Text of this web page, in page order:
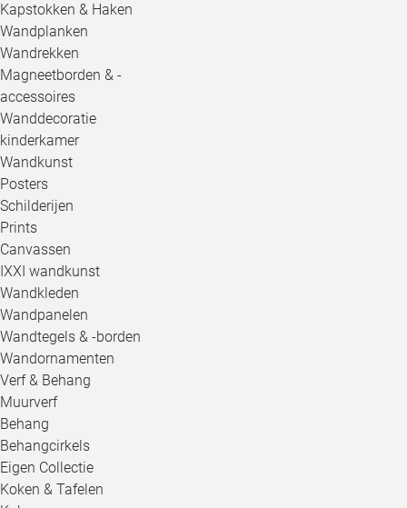
Kapstokken & Haken
Wandplanken
Wandrekken
Magneetborden & -
accessoires
Wanddecoratie
kinderkamer
Wandkunst
Posters
Schilderijen
Prints
Canvassen
IXXI wandkunst
Wandkleden
Wandpanelen
Wandtegels & -borden
Wandornamenten
Verf & Behang
Muurverf
Behang
Behangcirkels
Eigen Collectie
Koken & Tafelen